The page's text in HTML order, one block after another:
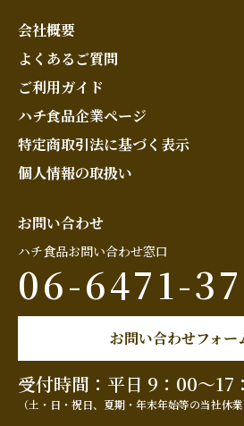
会社概要
よくあるご質問
ご利用ガイド
ハチ食品企業ページ
特定商取引法に基づく表示
個人情報の取扱い
お問い合わせ
ハチ食品お問い合わせ窓口
06-6471-
お問い合わせフォー
受付時間：平日 9：00～17
（土・日・祝日、夏期・年末年始等の当社休業